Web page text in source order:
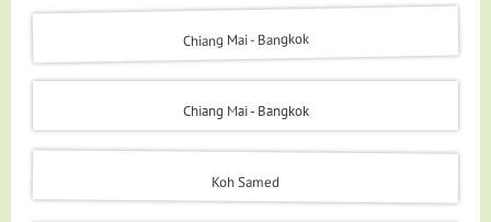
Chiang Mai - Bangkok
Chiang Mai - Bangkok
Koh Samed